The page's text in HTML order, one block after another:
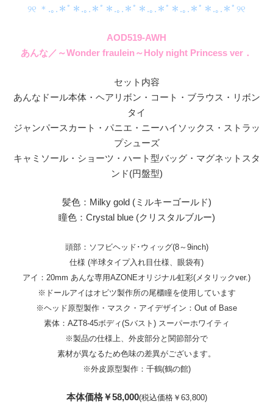
୨୧ ＊.｡.＊ﾟ＊.｡.＊ﾟ＊.｡.＊ﾟ＊.｡.＊ﾟ＊.｡.＊ﾟ＊.｡.＊ﾟ୨୧
AOD519-AWH
あんな／～Wonder fraulein～Holy night Princess ver．
セット内容
あんなドール本体・ヘアリボン・コート・ブラウス・リボン
タイ
ジャンパースカート・パニエ・ニーハイソックス・ストラッ
プシューズ
キャミソール・ショーツ・ハート型バッグ・マグネットスタ
ンド(円盤型)
髪色：Milky gold (ミルキーゴールド)
瞳色：Crystal blue (クリスタルブルー)
頭部：ソフビヘッド･ウィッグ(8～9inch)
仕様 (半球タイプ入れ目仕様、眼袋有)
アイ：20mm あんな専用AZONEオリジナル虹彩(メタリックver.)
※ドールアイはオビツ製作所の尾櫃瞳を使用しています
※ヘッド原型製作・マスク・アイデザイン：Out of Base
素体：AZT8-45ボディ(Sバスト) スーパーホワイティ
※製品の仕様上、外皮部分と関節部分で
素材が異なるため色味の差異がございます。
※外皮原型製作：千鶴(鶴の館)
本体価格￥58,000(税込価格￥63,800)